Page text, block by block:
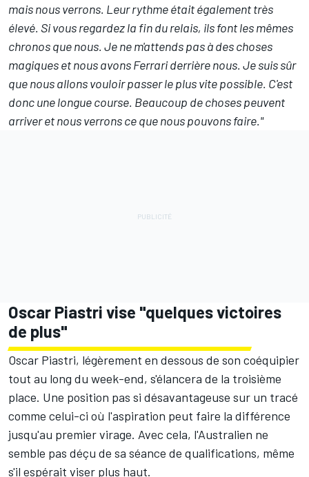
mais nous verrons. Leur rythme était également très
élevé. Si vous regardez la fin du relais, ils font les mêmes
chronos que nous. Je ne m'attends pas à des choses
magiques et nous avons Ferrari derrière nous. Je suis sûr
que nous allons vouloir passer le plus vite possible. C'est
donc une longue course. Beaucoup de choses peuvent
arriver et nous verrons ce que nous pouvons faire."
Oscar Piastri vise "quelques victoires
de plus"
Oscar Piastri, légèrement en dessous de son coéquipier
tout au long du week-end, s'élancera de la troisième
place. Une position pas si désavantageuse sur un tracé
comme celui-ci où l'aspiration peut faire la différence
jusqu'au premier virage. Avec cela, l'Australien ne
semble pas déçu de sa séance de qualifications, même
s'il espérait viser plus haut.